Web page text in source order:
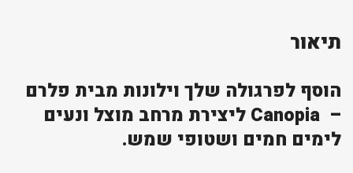
תיאור
הוסף לפרגולה שלך וילונות מבית פלרם
– Canopia ליצירת מרחב מוצל ונעים
לימים חמים ושטופי שמש.